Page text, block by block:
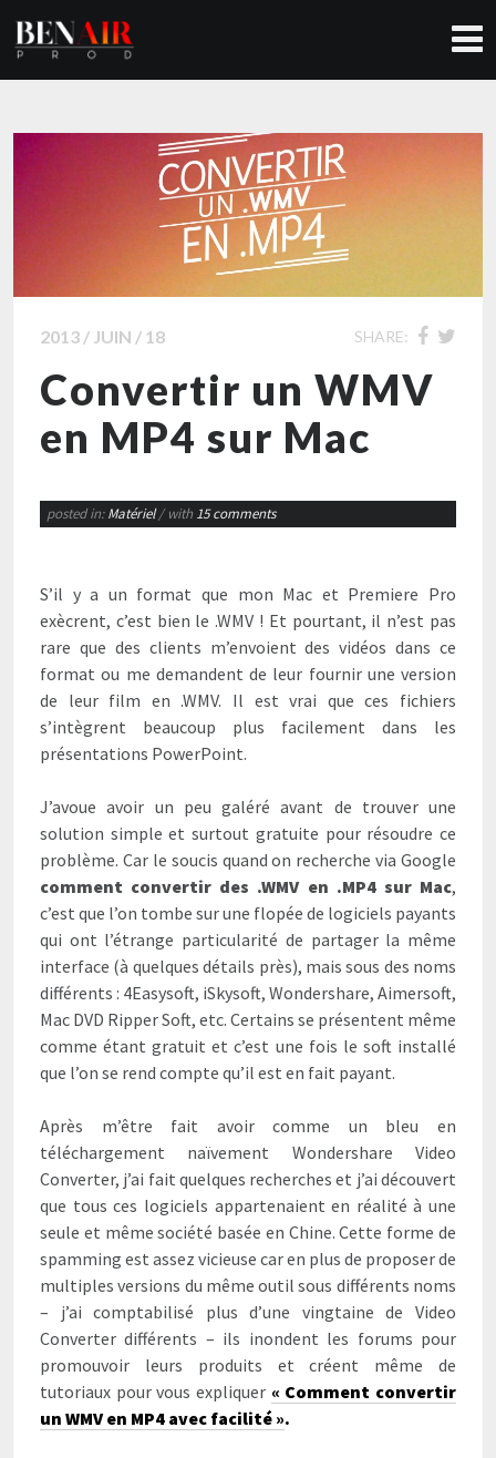
2013 / JUIN / 18 SHARE:
Convertir un WMV
en MP4 sur Mac
posted in:Matériel / with 15 comments
S’il y a un format que mon Mac et Premiere Pro
exècrent, c’est bien le .WMV ! Et pourtant, il n’est pas
rare que des clients m’envoient des vidéos dans ce
formatou me demandent de leur fournir une version
de leur film en .WMV. Il est vrai que ces fichiers
s’intègrent beaucoup plus facilement dans les
présentations PowerPoint.
J’avoue avoir un peu galéré avant de trouver une
solution simple et surtout gratuite pour résoudre ce
problème. Car le soucis quand on recherche via Google
comment convertir des .WMV en .MP4 sur Mac,
c’est que l’on tombe sur une flopée de logiciels payants
qui ont l’étrange particularité de partager la même
interface (à quelques détails près), mais sous des noms
différents : 4Easysoft, iSkysoft, Wondershare, Aimersoft,
Mac DVD Ripper Soft, etc. Certains se présentent même
comme étant gratuit et c’est une fois le soft installé
que l’on se rend compte qu’il est en fait payant.
Après m’être fait avoir comme un bleu en
téléchargement naïvement Wondershare Video
Converter, j’ai fait quelques recherches et j’ai découvert
que tous ces logiciels appartenaient en réalité à une
seule et même société basée en Chine. Cette forme de
spamming est assez vicieuse car en plus de proposer de
multiples versions du même outil sous différents noms
– j’ai comptabilisé plus d’une vingtaine de Video
Converter différents – ils inondent les forums pour
promouvoir leurs produits et créent même de
tutoriaux pour vous expliquer « Comment convertir
un WMV en MP4 avec facilité ».